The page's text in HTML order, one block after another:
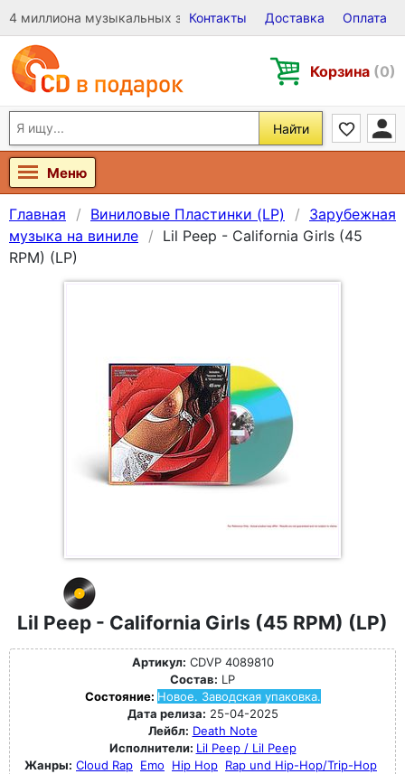
4 миллиона музыкальных записей на Виниле, CD и DVD
Контакты Доставка Оплата
Корзина (0)
Найти
Меню
Главная Виниловые Пластинки (LP)
Зарубежная
музыка на виниле
Lil Peep - California Girls (45
RPM) (LP)
Lil Peep - California Girls (45 RPM) (LP)
Артикул: CDVP 4089810
Состав: LP
Состояние: Новое. Заводская упаковка.
Дата релиза: 25-04-2025
Лейбл: Death Note
Исполнители: Lil Peep / Lil Peep
Жанры: Cloud Rap Emo Hip Hop Rap und Hip-Hop/Trip-Hop